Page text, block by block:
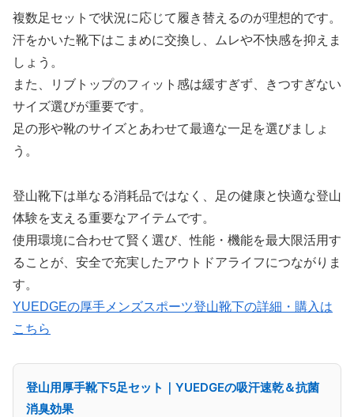
複数足セットで状況に応じて履き替えるのが理想的です。
汗をかいた靴下はこまめに交換し、ムレや不快感を抑えま
しょう。
また、リブトップのフィット感は緩すぎず、きつすぎない
サイズ選びが重要です。
足の形や靴のサイズとあわせて最適な一足を選びましょ
う。
登山靴下は単なる消耗品ではなく、足の健康と快適な登山
体験を支える重要なアイテムです。
使用環境に合わせて賢く選び、性能・機能を最大限活用す
ることが、安全で充実したアウトドアライフにつながりま
す。
YUEDGEの厚手メンズスポーツ登山靴下の詳細・購入は
こちら
登山用厚手靴下5足セット｜YUEDGEの吸汗速乾＆抗菌
消臭効果